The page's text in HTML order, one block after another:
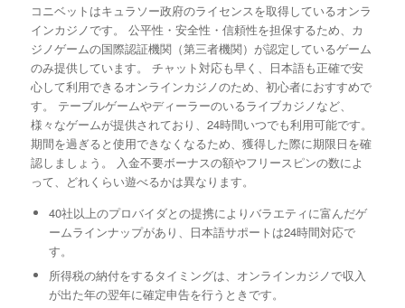
コニベットはキュラソー政府のライセンスを取得しているオンラ
インカジノです。 公平性・安全性・信頼性を担保するため、カ
ジノゲームの国際認証機関（第三者機関）が認定しているゲーム
のみ提供しています。 チャット対応も早く、日本語も正確で安
心して利用できるオンラインカジノのため、初心者におすすめで
す。 テーブルゲームやディーラーのいるライブカジノなど、
様々なゲームが提供されており、24時間いつでも利用可能です。
期間を過ぎると使用できなくなるため、獲得した際に期限日を確
認しましょう。 入金不要ボーナスの額やフリースピンの数によ
って、どれくらい遊べるかは異なります。
40社以上のプロバイダとの提携によりバラエティに富んだゲ
ームラインナップがあり、日本語サポートは24時間対応で
す。
所得税の納付をするタイミングは、オンラインカジノで収入
が出た年の翌年に確定申告を行うときです。